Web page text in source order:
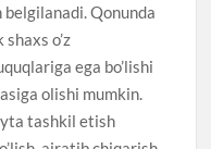
Qonunda
o’z
ega bo’lishi
olishi mumkin.
tashkil etish